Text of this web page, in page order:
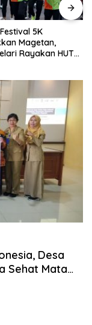
5K
Magetan,
Rayakan HUT
Desa
Sehat Mata